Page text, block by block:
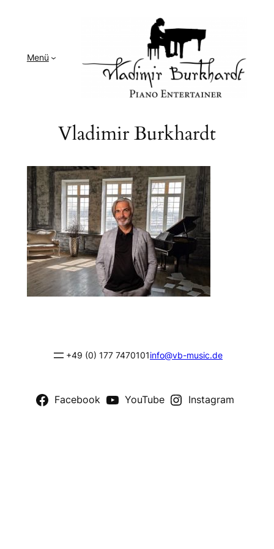
Menü
Vladimir Burkhardt
+49 (0) 177 7470101info@vb-music.de
Facebook YouTube Instagram